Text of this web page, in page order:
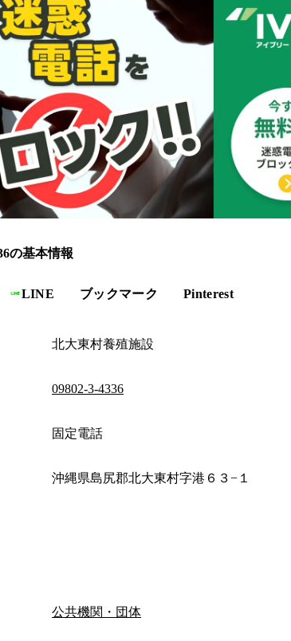
の基本情報
LINE ブックマーク Pinterest
北大東村養殖施設
09802-3-4336
固定電話
沖縄県島尻郡北大東村字港６３−１
公共機関・団体